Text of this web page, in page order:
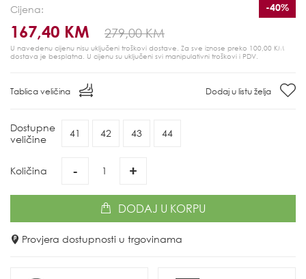
Cijena:
167,40 KM 279,00 KM
-40%
U navedenu cijenu nisu uključeni troškovi dostave. Za sve iznose preko 100,00 KM
dostava je besplatna. U cijenu su uključeni svi manipulativni troškovi i PDV.
Tablica veličina Dodaj u listu želja
Dostupne
veličine
41 42 43 44
Količina - +
DODAJ U KORPU
Provjera dostupnosti u trgovinama